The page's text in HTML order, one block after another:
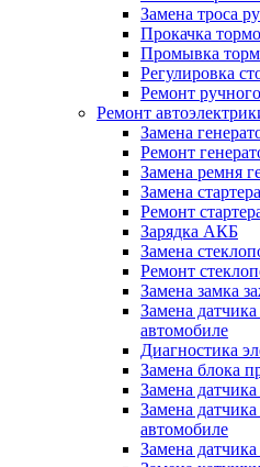
Замена троса
Прокачка
Промывка
Регулировка
Ремонт
Ремонт
Замена
Ремонт
Замена ремня
Замена
Ремонт
Зарядка АКБ
Замена
Ремонт
Замена замка
Замена
автомобиле
Диагностика
Замена блока
Замена
Замена
автомобиле
Замена